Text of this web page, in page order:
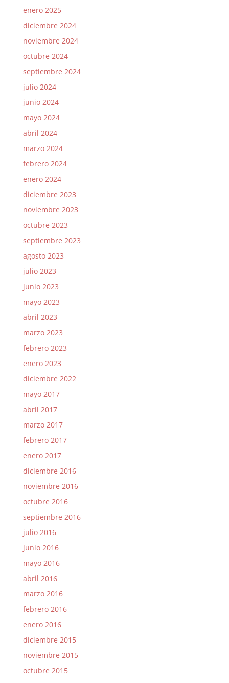
enero 2025
diciembre 2024
noviembre 2024
octubre 2024
septiembre 2024
julio 2024
junio 2024
mayo 2024
abril 2024
marzo 2024
febrero 2024
enero 2024
diciembre 2023
noviembre 2023
octubre 2023
septiembre 2023
agosto 2023
julio 2023
junio 2023
mayo 2023
abril 2023
marzo 2023
febrero 2023
enero 2023
diciembre 2022
mayo 2017
abril 2017
marzo 2017
febrero 2017
enero 2017
diciembre 2016
noviembre 2016
octubre 2016
septiembre 2016
julio 2016
junio 2016
mayo 2016
abril 2016
marzo 2016
febrero 2016
enero 2016
diciembre 2015
noviembre 2015
octubre 2015